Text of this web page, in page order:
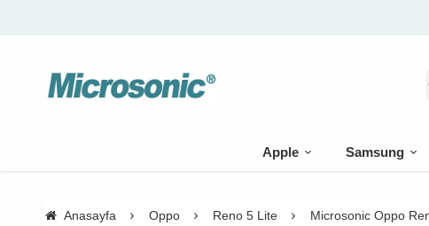
Apple Samsung
Anasayfa Oppo Reno 5 Lite Microsonic Oppo